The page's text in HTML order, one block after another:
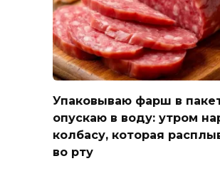
Упаковываю фарш в
опускаю в воду: утром
колбасу, которая
во рту